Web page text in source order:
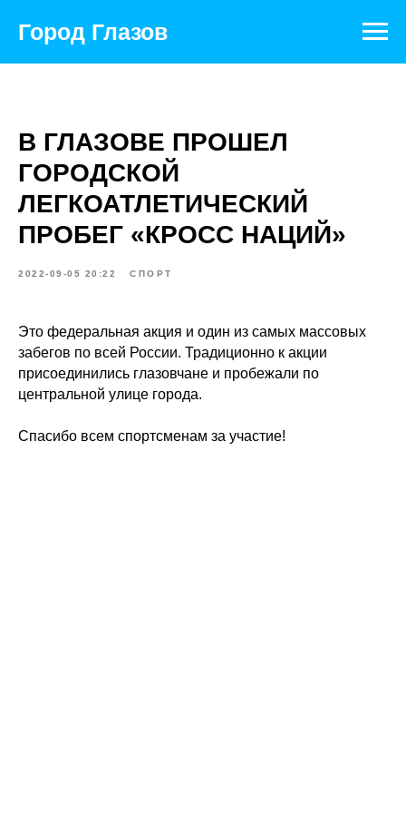
Город Глазов
В ГЛАЗОВЕ ПРОШЕЛ
ГОРОДСКОЙ
ЛЕГКОАТЛЕТИЧЕСКИЙ
ПРОБЕГ «КРОСС НАЦИЙ»
2022-09-05 20:22 СПОРТ
Это федеральная акция и один из самых массовых
забегов по всей России. Традиционно к акции
присоединились глазовчане и пробежали по
центральной улице города.
Спасибо всем спортсменам за участие!